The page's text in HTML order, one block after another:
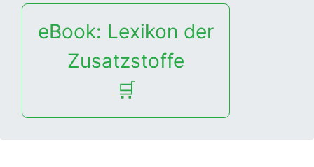
eBook: Lexikon der
Zusatzstoffe
🛒